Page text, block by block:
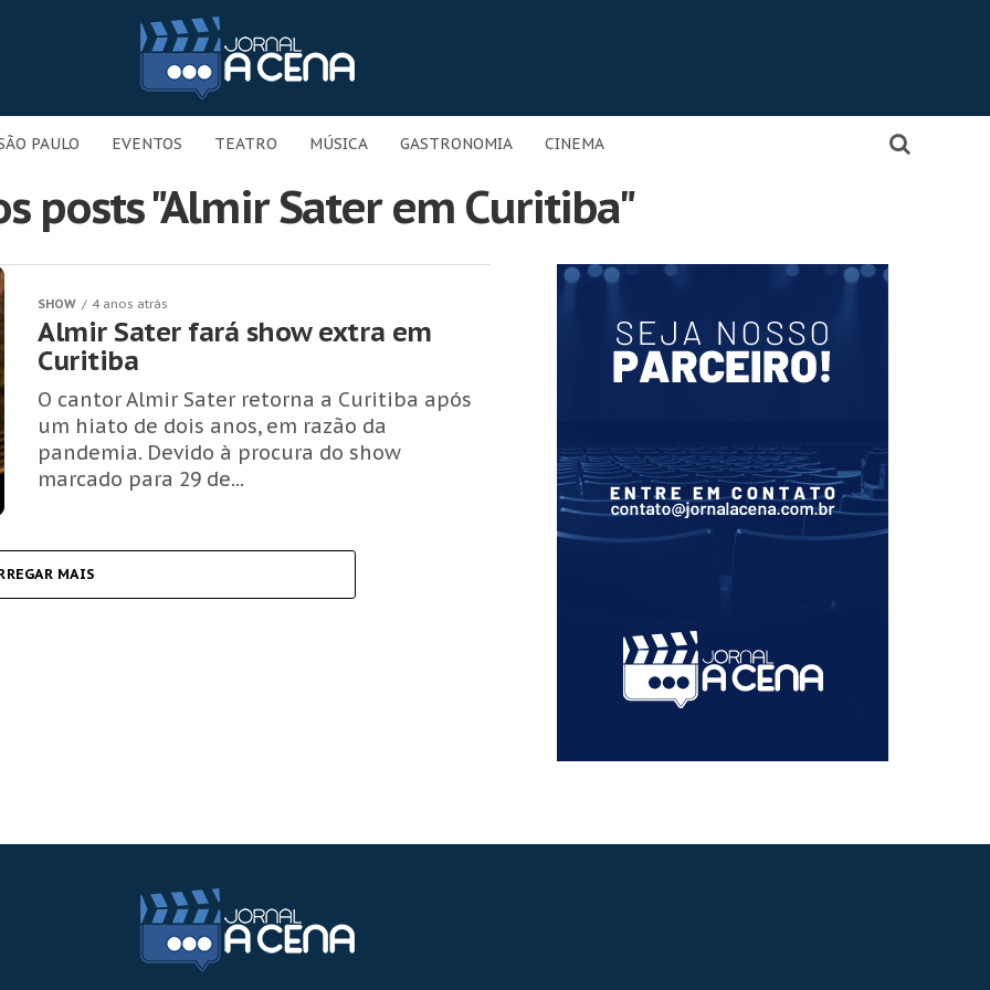
PAULO EVENTOS TEATRO MÚSICA GASTRONOMIA CINEMA
posts "Almir Sater em Curitiba"
SHOW 4 anos atrás
Almir Sater fará show extra em
Curitiba
O cantor Almir Sater retorna a Curitiba após
um hiato de dois anos, em razão da
pandemia. Devido à procura do show
marcado para 29 de...
MAIS